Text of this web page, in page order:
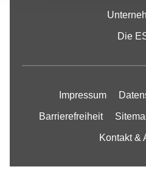
Die
Impressum
Barrierefreiheit
Kontakt &